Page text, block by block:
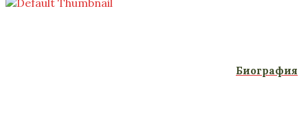
Биография